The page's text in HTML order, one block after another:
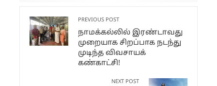
PREVIOUS POST
நாமக்கல்லில் இரண்டாவது
முறையாக சிறப்பாக நடந்து
முடிந்த விவசாயக்
கண்காட்சி!
NEXT POST